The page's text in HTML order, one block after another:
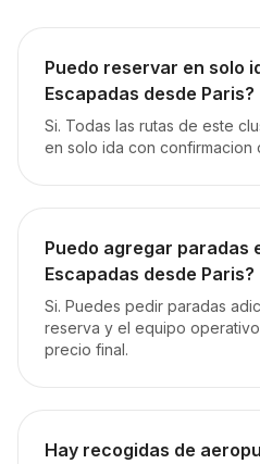
Puedo reservar en solo
Escapadas desde Paris?
Si. Todas las rutas de este
en solo ida con confirmacion
Puedo agregar paradas
Escapadas desde Paris?
Si. Puedes pedir paradas
reserva y el equipo
precio final.
Hay recogidas de